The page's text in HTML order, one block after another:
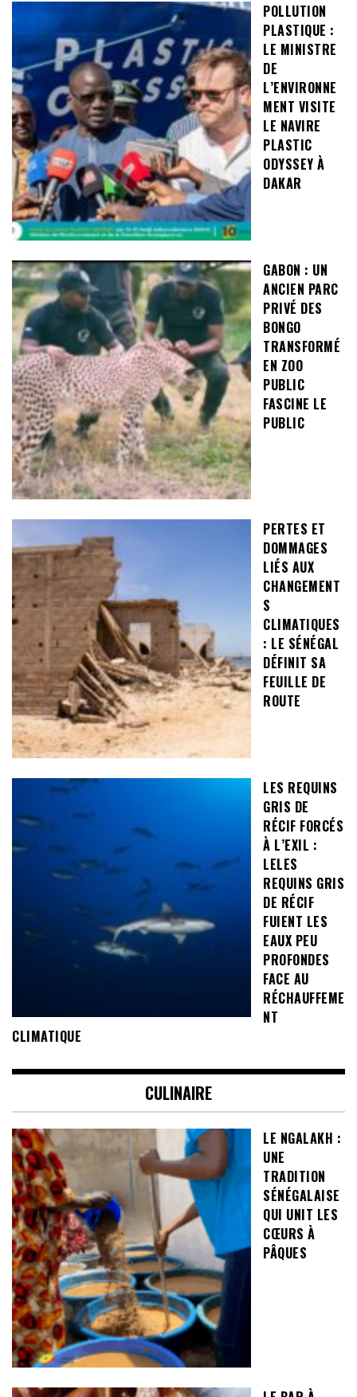
POLLUTION
PLASTIQUE :
LE MINISTRE
DE
L’ENVIRONNE
MENT VISITE
LE NAVIRE
PLASTIC
ODYSSEY À
DAKAR
GABON : UN
ANCIEN PARC
PRIVÉ DES
BONGO
TRANSFORMÉ
EN ZOO
PUBLIC
FASCINE LE
PUBLIC
PERTES ET
DOMMAGES
LIÉS AUX
CHANGEMENT
S
CLIMATIQUES
: LE SÉNÉGAL
DÉFINIT SA
FEUILLE DE
ROUTE
LES REQUINS
GRIS DE
RÉCIF FORCÉS
À L’EXIL :
LELES
REQUINS GRIS
DE RÉCIF
FUIENT LES
EAUX PEU
PROFONDES
FACE AU
RÉCHAUFFEME
NT
CLIMATIQUE
CULINAIRE
LE NGALAKH :
UNE
TRADITION
SÉNÉGALAISE
QUI UNIT LES
CŒURS À
PÂQUES